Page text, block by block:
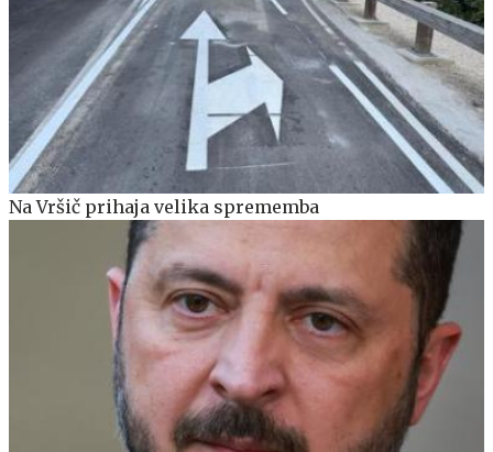
Na Vršič prihaja velika sprememba